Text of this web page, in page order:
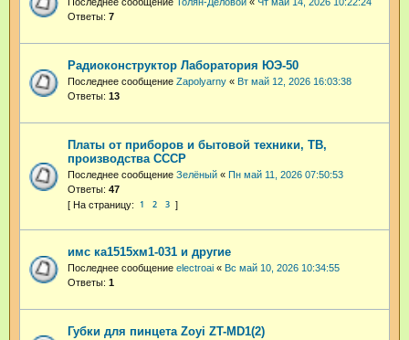
Ответы: 7
Радиоконструктор Лаборатория ЮЭ-50
Последнее сообщение Zapolyarny « Вт май 12, 2026 16:03:38
Ответы: 13
Платы от приборов и бытовой техники, ТВ,
производства СССР
Последнее сообщение Зелёный « Пн май 11, 2026 07:50:53
Ответы: 47
1 2 3
имс ка1515хм1-031 и другие
Последнее сообщение electroai « Вс май 10, 2026 10:34:55
Ответы: 1
Губки для пинцета Zoyi ZT-MD1(2)